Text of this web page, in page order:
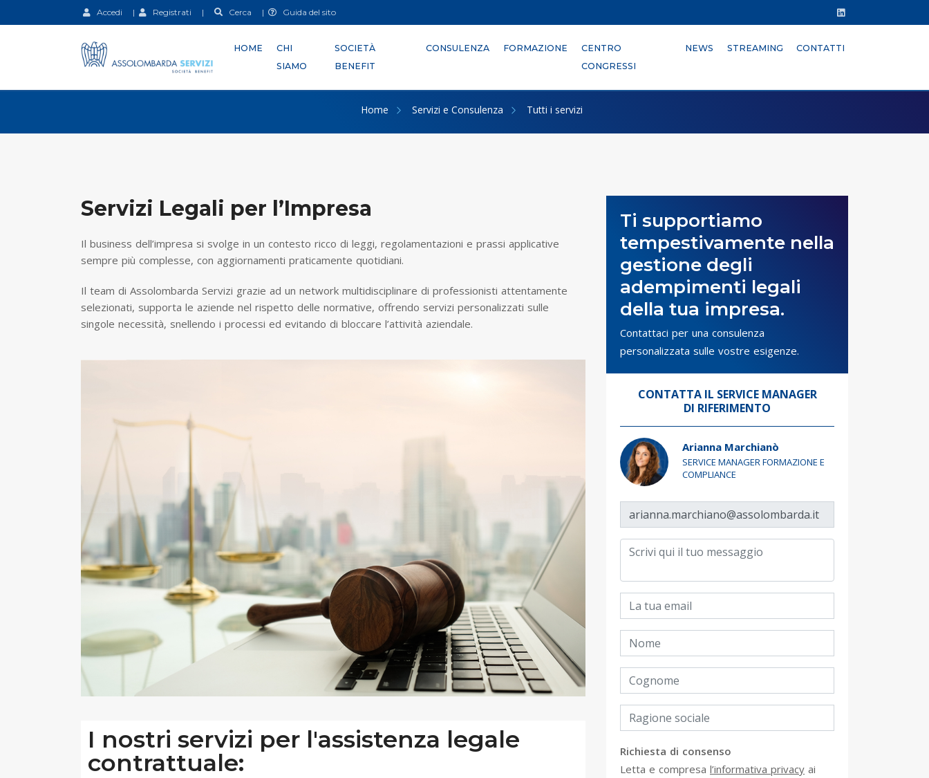
Accedi | Registrati | Cerca | Guida del sito
HOME
CHI
SIAMO
SOCIETÀ
BENEFIT
CONSULENZA FORMAZIONE
CENTRO
CONGRESSI
NEWS STREAMING CONTATTI
Home Servizi e Consulenza Tutti i servizi
Servizi Legali per l’Impresa
Il business dell’impresa si svolge in un contesto ricco di leggi, regolamentazioni e prassi applicative
sempre più complesse, con aggiornamenti praticamente quotidiani.
Il team di Assolombarda Servizi grazie ad un network multidisciplinare di professionisti attentamente
selezionati, supporta le aziende nel rispetto delle normative, offrendo servizi personalizzati sulle
singole necessità, snellendo i processi ed evitando di bloccare l’attività aziendale.
I nostri servizi per l'assistenza legale
contrattuale:
Ti supportiamo
tempestivamente nella
gestione degli
adempimenti legali
della tua impresa.
Contattaci per una consulenza
personalizzata sulle vostre esigenze.
CONTATTA IL SERVICE MANAGER
DI RIFERIMENTO
Arianna Marchianò
SERVICE MANAGER FORMAZIONE E
COMPLIANCE
Richiesta di consenso
Letta e compresa l’informativa privacy ai